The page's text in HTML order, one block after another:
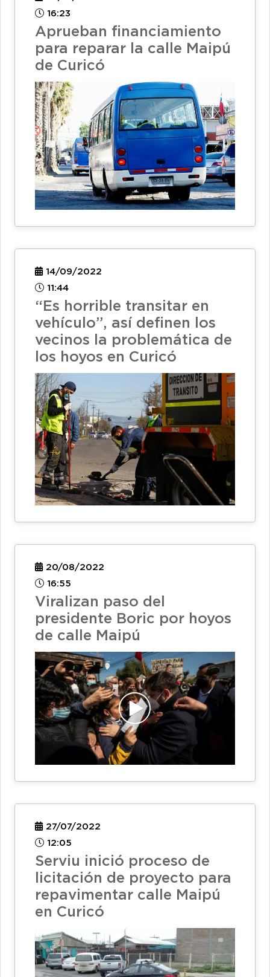
16:23
Aprueban financiamiento
para reparar la calle Maipú
de Curicó
14/09/2022
11:44
“Es horrible transitar en
vehículo”, así definen los
vecinos la problemática de
los hoyos en Curicó
20/08/2022
16:55
Viralizan paso del
presidente Boric por hoyos
de calle Maipú
27/07/2022
12:05
Serviu inició proceso de
licitación de proyecto para
repavimentar calle Maipú
en Curicó